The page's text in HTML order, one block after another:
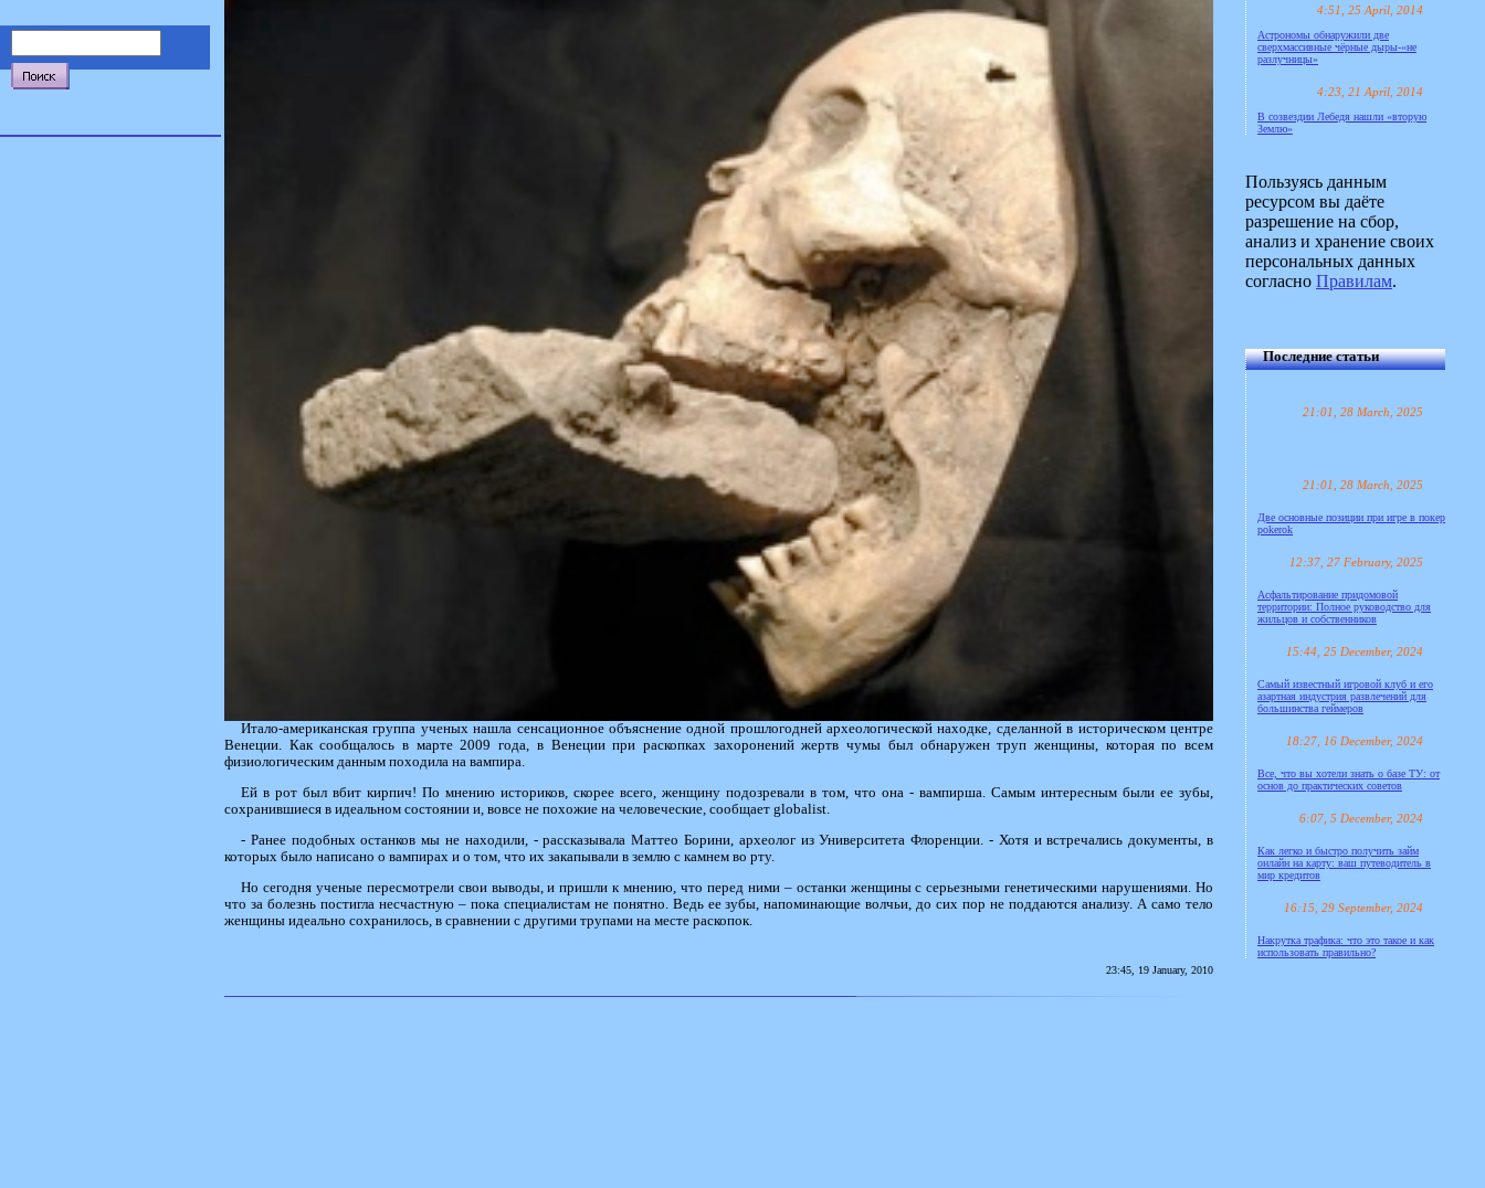
Итало-американская группа ученых нашла сенсационное объяснение одной прошлогодней археологической находке, сделанной в историческом центре
Венеции. Как сообщалось в марте 2009 года, в Венеции при раскопках захоронений жертв чумы был обнаружен труп женщины, которая по всем
физиологическим данным походила на вампира.
Ей в рот был вбит кирпич! По мнению историков, скорее всего, женщину подозревали в том, что она - вампирша. Самым интересным были ее зубы,
сохранившиеся в идеальном состоянии и, вовсе не похожие на человеческие, сообщает globalist.
- Ранее подобных останков мы не находили, - рассказывала Маттео Борини, археолог из Университета Флоренции. - Хотя и встречались документы, в
которых было написано о вампирах и о том, что их закапывали в землю с камнем во рту.
Но сегодня ученые пересмотрели свои выводы, и пришли к мнению, что перед ними – останки женщины с серьезными генетическими нарушениями. Но
что за болезнь постигла несчастную – пока специалистам не понятно. Ведь ее зубы, напоминающие волчьи, до сих пор не поддаются анализу. А само тело
женщины идеально сохранилось, в сравнении с другими трупами на месте раскопок.
23:45, 19 January, 2010
4:51, 25 April, 2014
Астрономы обнаружили две
сверхмассивные чёрные дыры-«не
разлучницы»
4:23, 21 April, 2014
В созвездии Лебедя нашли «вторую
Землю»
Пользуясь данным
ресурсом вы даёте
разрешение на сбор,
анализ и хранение своих
персональных данных
согласно Правилам.
Последние статьи
21:01, 28 March, 2025
21:01, 28 March, 2025
Две основные позиции при игре в покер
pokerok
12:37, 27 February, 2025
Асфальтирование придомовой
территории: Полное руководство для
жильцов и собственников
15:44, 25 December, 2024
Самый известный игровой клуб и его
азартная индустрия развлечений для
большинства геймеров
18:27, 16 December, 2024
Все, что вы хотели знать о базе ТУ: от
основ до практических советов
6:07, 5 December, 2024
Как легко и быстро получить займ
онлайн на карту: ваш путеводитель в
мир кредитов
16:15, 29 September, 2024
Накрутка трафика: что это такое и как
использовать правильно?